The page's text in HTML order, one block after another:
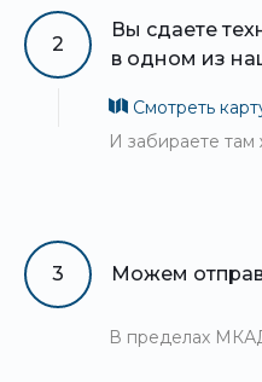
2
Вы сдаете
в одном из
Смотреть
И забираете там
3 Можем
В пределах